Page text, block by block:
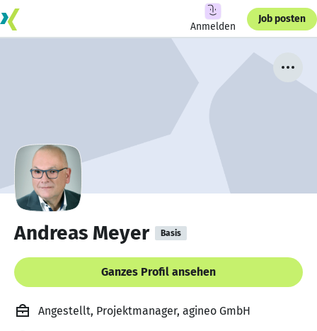
Anmelden
Job posten
Andreas Meyer Basis
Ganzes Profil ansehen
Angestellt, Projektmanager, agineo GmbH